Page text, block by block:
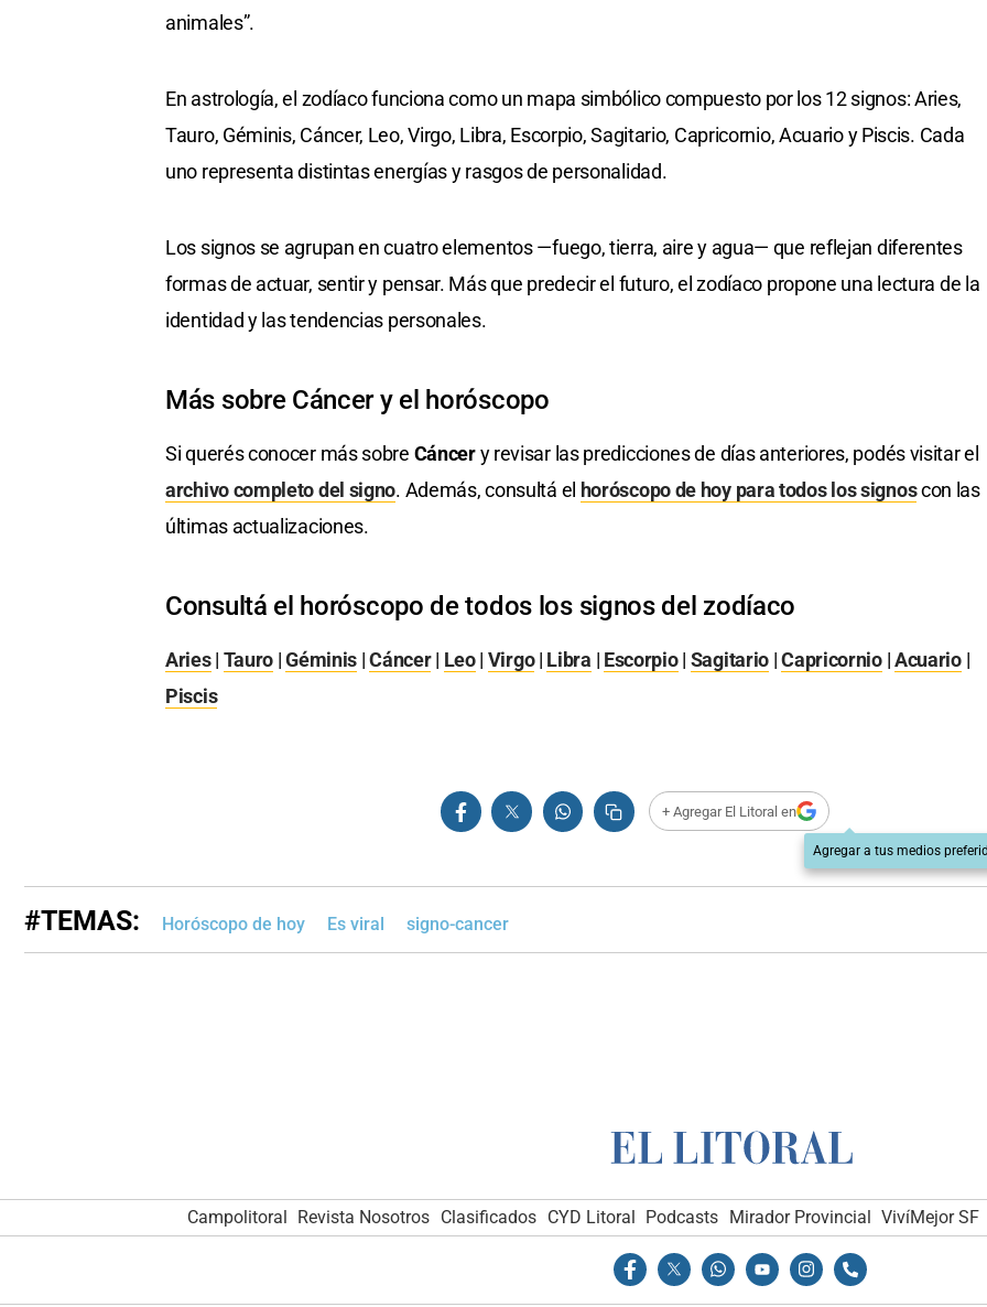
animales”.
En astrología, el zodíaco funciona como un mapa simbólico compuesto por los 12 signos: Aries,
Tauro, Géminis, Cáncer, Leo, Virgo, Libra, Escorpio, Sagitario, Capricornio, Acuario y Piscis. Cada
uno representa distintas energías y rasgos de personalidad.
Los signos se agrupan en cuatro elementos —fuego, tierra, aire y agua— que reflejan diferentes
formas de actuar, sentir y pensar. Más que predecir el futuro, el zodíaco propone una lectura de la
identidad y las tendencias personales.
Más sobre Cáncer y el horóscopo
Si querés conocer más sobre Cáncery revisar las predicciones de días anteriores, podés visitar el
archivo completo del signo. Además, consultá el horóscopo de hoy para todos los signoscon las
últimas actualizaciones.
Consultá el horóscopo de todos los signos del zodíaco
Aries| Tauro |Géminis |Cáncer| Leo| Virgo| Libra | Escorpio| Sagitario |Capricornio|Acuario|
Piscis
+ Agregar El Litoral en
Agregar a tus medios
#TEMAS: Horóscopo de hoy Es viral signo-cancer
Campolitoral Revista Nosotros Clasificados CYD Litoral Podcasts Mirador Provincial VivíMejor SF